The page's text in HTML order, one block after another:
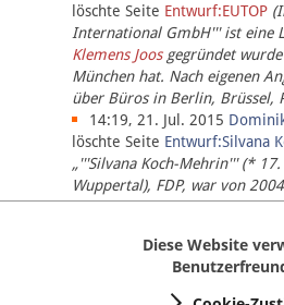
löschte Seite Entwurf:EUTOP
International GmbH''' ist eine
Klemens Joosgegründet
München hat. Nach eigenen
über Büros in Berlin, Brüssel,
14:19, 21. Jul. 2015
löschte Seite Entwurf:Silvana
„'''Silvana Koch-Mehrin''' (*
Wuppertal), FDP, war von
Europäischen Parlaments,
Diese Website